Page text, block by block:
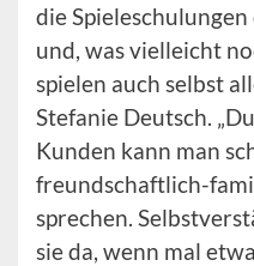
die
und, was vielleicht
spielen auch selbst
Stefanie Deutsch.
Kunden kann man
freundschaftlich-
sprechen.
sie da, wenn mal